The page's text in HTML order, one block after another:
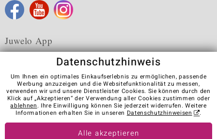
Juwelo App
Karriere AGB Datenschutz Cookies
Impressum
Kontakt
Vertrag widerrufen
Visit our stores in other countries:
Datenschutzhinweis
Um Ihnen ein optimales Einkaufserlebnis zu ermöglichen, passende
Werbung anzuzeigen und die Websitefunktionalität zu messen,
verwenden wir und unsere Dienstleister Cookies. Sie können durch den
Klick auf „Akzeptieren“ der Verwendung aller Cookies zustimmen oder
ablehnen. Ihre Einwilligung können Sie jederzeit widerrufen. Weitere
Informationen erhalten Sie in unseren Datenschutzhinweisen .
Alle akzeptieren